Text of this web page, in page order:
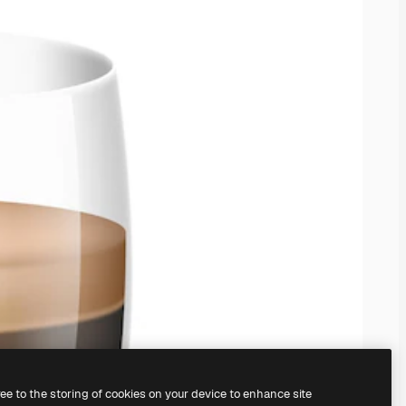
to the storing of cookies on your device to enhance site